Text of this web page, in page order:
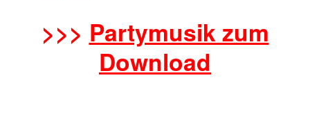
>>> Partymusik zum
Download